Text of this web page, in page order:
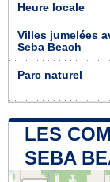
Heure locale
Villes jumelées
Seba Beach
Parc naturel
LES
SEBA